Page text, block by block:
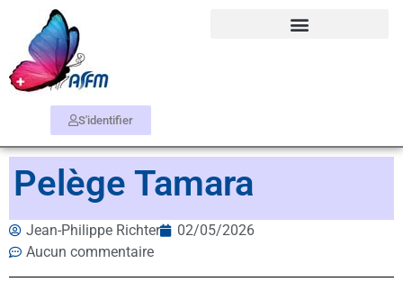
S'identifier
Pelège Tamara
Jean-Philippe Richter
02/05/2026
Aucun commentaire